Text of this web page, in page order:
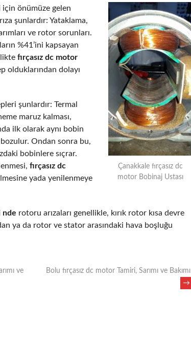
Çanakkale fırçasız dc
motor Bobinaj Ustası
için önümüze gelen
şunlardır: Yataklama,
ve rotor sorunları.
%41’ini kapsayan
fırçasız dc motor
olduklarından dolayı
şunlardır: Termal
maruz kalması,
ilk olarak aynı bobin
Ondan sonra bu,
bobinlere sıçrar.
fırçasız dc
yada yenilenmeye
nde rotoru arızaları genellikle, kırık rotor kısa devre
ya da rotor ve stator arasındaki hava boşluğu
ve
Bolu fırçasız dc motor Tamiri, Sarımı ve Bakımı
→